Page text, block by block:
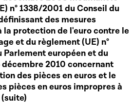
n° 1338/2001 du Conseil du
des mesures
la protection de l'euro contre le
et du règlement (UE) n°
Parlement européen et du
décembre 2010 concernant
des pièces en euros et le
pièces en euros impropres à